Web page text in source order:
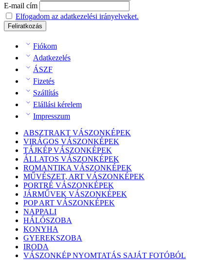
E-mail cím
Elfogadom az adatkezelési irányelveket.
Fiókom
Adatkezelés
ÁSZF
Fizetés
Szállítás
Elállási kérelem
Impresszum
ABSZTRAKT VÁSZONKÉPEK
VIRÁGOS VÁSZONKÉPEK
TÁJKÉP VÁSZONKÉPEK
ÁLLATOS VÁSZONKÉPEK
ROMANTIKA VÁSZONKÉPEK
MŰVÉSZET, ART VÁSZONKÉPEK
PORTRÉ VÁSZONKÉPEK
JÁRMŰVEK VÁSZONKÉPEK
POP ART VÁSZONKÉPEK
NAPPALI
HÁLÓSZOBA
KONYHA
GYEREKSZOBA
IRODA
VÁSZONKÉP NYOMTATÁS SAJÁT FOTÓBÓL